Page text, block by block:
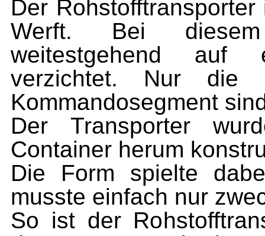
Der
Werft. Bei diesem
weitestgehend auf
verzichtet. Nur die
Kommandosegment
Der Transporter
Container her­um
Die Form spielte
musste ein­fach nur
So ist der